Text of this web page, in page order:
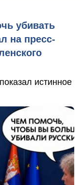
убивать
на пресс-
истинное